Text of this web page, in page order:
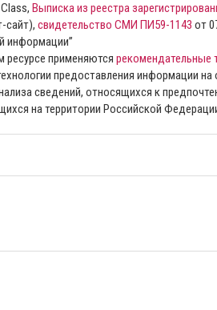
Выписка из реестра
сайт), свидетельство СМИ ПИ59-1143 от
информации”
применяются рекомендательные
предоставления информации на
сведений, относящихся к
на территории Российской